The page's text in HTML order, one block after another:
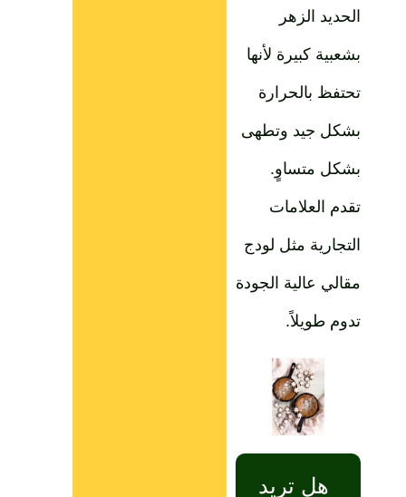
الحديد الزهر
بشعبية كبيرة لأنها
تحتفظ بالحرارة
بشكل جيد وتطهى
بشكل متساوٍ.
تقدم العلامات
التجارية مثل لودج
مقالي عالية الجودة
تدوم طويلاً.
هل تريد